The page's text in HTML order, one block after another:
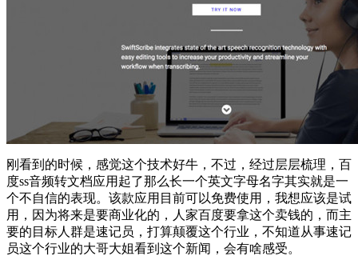
刚看到的时候，感觉这个技术好牛，不过，经过层层梳理，百
度ss音频转文档应用起了那么长一个英文字母名字其实就是一
个不自信的表现。该款应用目前可以免费使用，我想应该是试
用，因为将来是要商业化的，人家百度要拿这个卖钱的，而主
要的目标人群是速记员，打算颠覆这个行业，不知道从事速记
员这个行业的大哥大姐看到这个新闻，会有啥感受。